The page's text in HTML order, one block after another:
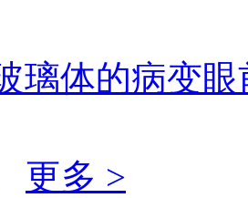
璃体的病变
更多 >